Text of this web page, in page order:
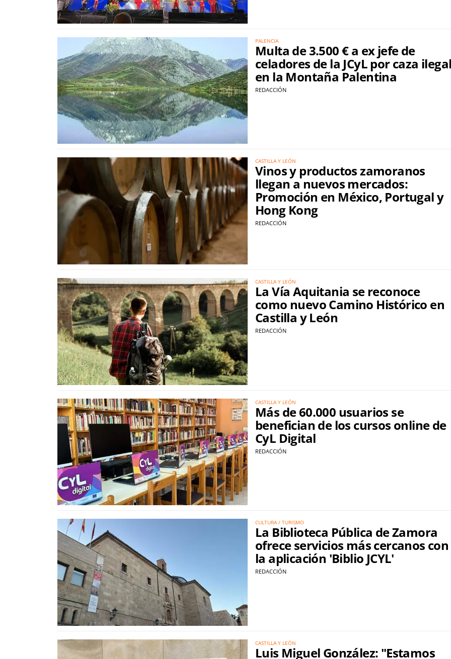
PALENCIA
Multa de 3.500 € a ex jefe de
celadores de la JCyL por caza
en la Montaña Palentina
REDACCIÓN
CASTILLA Y LEÓN
Vinos y productos zamoranos
llegan a nuevos mercados:
Promoción en México, Portugal y
Hong Kong
REDACCIÓN
CASTILLA Y LEÓN
La Vía Aquitania se reconoce
como nuevo Camino Histórico en
Castilla y León
REDACCIÓN
CASTILLA Y LEÓN
Más de 60.000 usuarios se
benefician de los cursos online de
CyL Digital
REDACCIÓN
CULTURA / TURISMO
La Biblioteca Pública de Zamora
ofrece servicios más cercanos con
la aplicación 'Biblio JCYL'
REDACCIÓN
CASTILLA Y LEÓN
Luis Miguel González: "Estamos